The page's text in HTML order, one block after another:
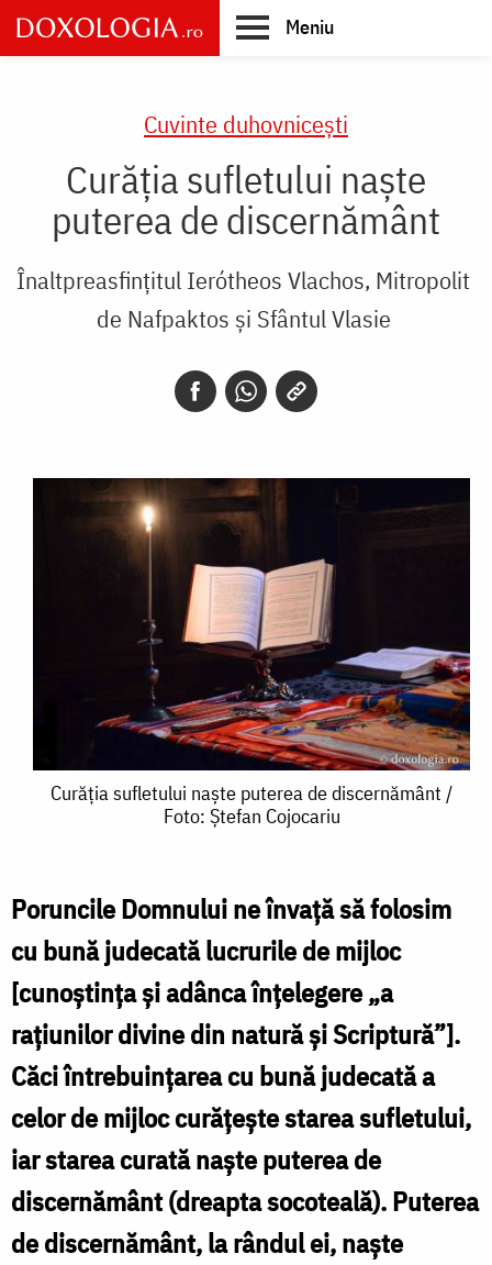
Skip
to
main
Meniu
Cuvinte duhovnicești
Curăția sufletului naște
puterea de discernământ
Înaltpreasfințitul Ierótheos Vlachos, Mitropolit
de Nafpaktos și Sfântul Vlasie
Curăția
puterea
de
discernământ
/
Foto:
Cojocariu
Curăția sufletului naște puterea de discernământ /
Foto: Ștefan Cojocariu
Poruncile Domnului ne învaţă să folosim
cu bună judecată lucrurile de mijloc
[cunoştinţa şi adânca înţelegere „a
raţiunilor divine din natură şi Scriptură”].
Căci întrebuinţarea cu bună judecată a
celor de mijloc curăţeşte starea sufletului,
iar starea curată naşte puterea de
discernământ (dreapta socoteală). Puterea
de discernământ, la rândul ei, naşte